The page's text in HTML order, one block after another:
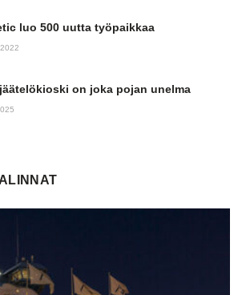
luo 500 uutta työpaikkaa
on joka pojan unelma